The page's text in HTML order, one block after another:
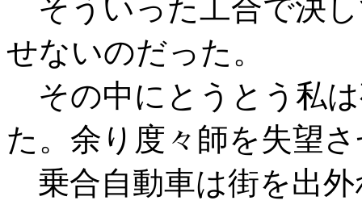
そういった工合で決
せないのだった。
その中にとうとう私
た。余り度々師を失望
乗合自動車は街を出